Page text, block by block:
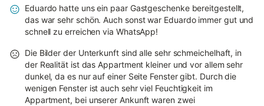
Eduardo hatte uns ein paar Gastgeschenke bereitgestellt,
das war sehr schön. Auch sonst war Eduardo immer gut und
schnell zu erreichen via WhatsApp!
Die Bilder der Unterkunft sind alle sehr schmeichelhaft, in
der Realität ist das Appartment kleiner und vor allem sehr
dunkel, da es nur auf einer Seite Fenster gibt. Durch die
wenigen Fenster ist auch sehr viel Feuchtigkeit im
Appartment, bei unserer Ankunft waren zwei